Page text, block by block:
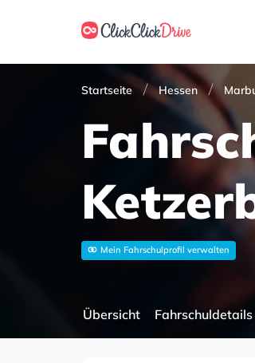
Startseite Hessen
Mein Fahrschulprofil verwalten
Übersicht Fahrschuldetails